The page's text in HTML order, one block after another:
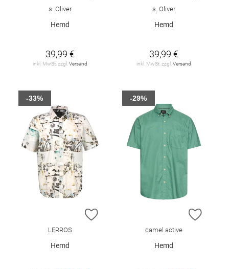
s. Oliver
Hemd
39,99 €
inkl. MwSt. zzgl. Versand
s. Oliver
Hemd
39,99 €
inkl. MwSt. zzgl. Versand
ZUR WUNSCHLISTE HINZUFÜGEN
LERROS
Hemd
-33%
ZUR
camel active
Hemd
-29%